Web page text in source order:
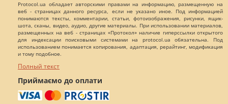
Protocol.ua обладает авторскими правами на информацию, размещенную на
веб - страницах данного ресурса, если не указано иное. Под информацией
понимаются тексты, комментарии, статьи, фотоизображения, рисунки, ящик-
шота, сканы, видео, аудио, другие материалы. При использовании материалов,
размещенных на веб - страницах «Протокол» наличие гиперссылки открытого
для индексации поисковыми системами на protocol.ua обязательна. Под
использованием понимается копирования, адаптация, рерайтинг, модификация
и тому подобное.
Полный текст
Приймаємо до оплати